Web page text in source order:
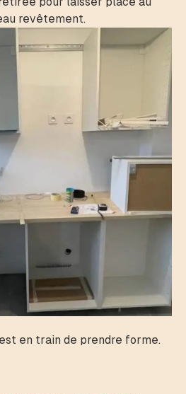
revêtement.
en train de prendre forme.